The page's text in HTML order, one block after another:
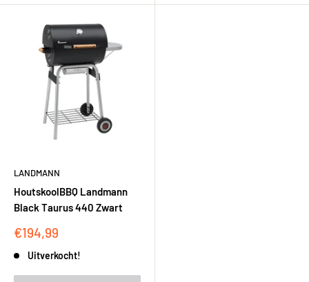
LANDMANN
HoutskoolBBQ Landmann
Black Taurus 440 Zwart
Kortingsprijs
€194,99
Uitverkocht!